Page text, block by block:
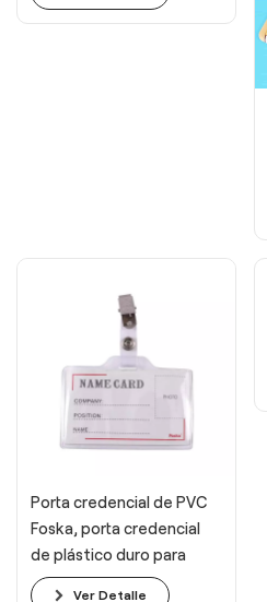
Porta credencial de PVC
Foska, porta credencial
de plástico duro para
oficina, con clip
Ver Detalle